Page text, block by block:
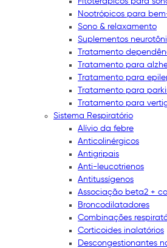
Nootrópicos para
Sono & relaxamento
Suplementos
Tratamento
Tratamento para
Tratamento para
Tratamento para
Tratamento para
Sistema Respiratório
Alívio da febre
Anticolinérgicos
Antigripais
Anti-leucotrienos
Antitussígenos
Associação beta2 +
Broncodilatadores
Combinações
Corticoides inalatórios
Descongestionantes